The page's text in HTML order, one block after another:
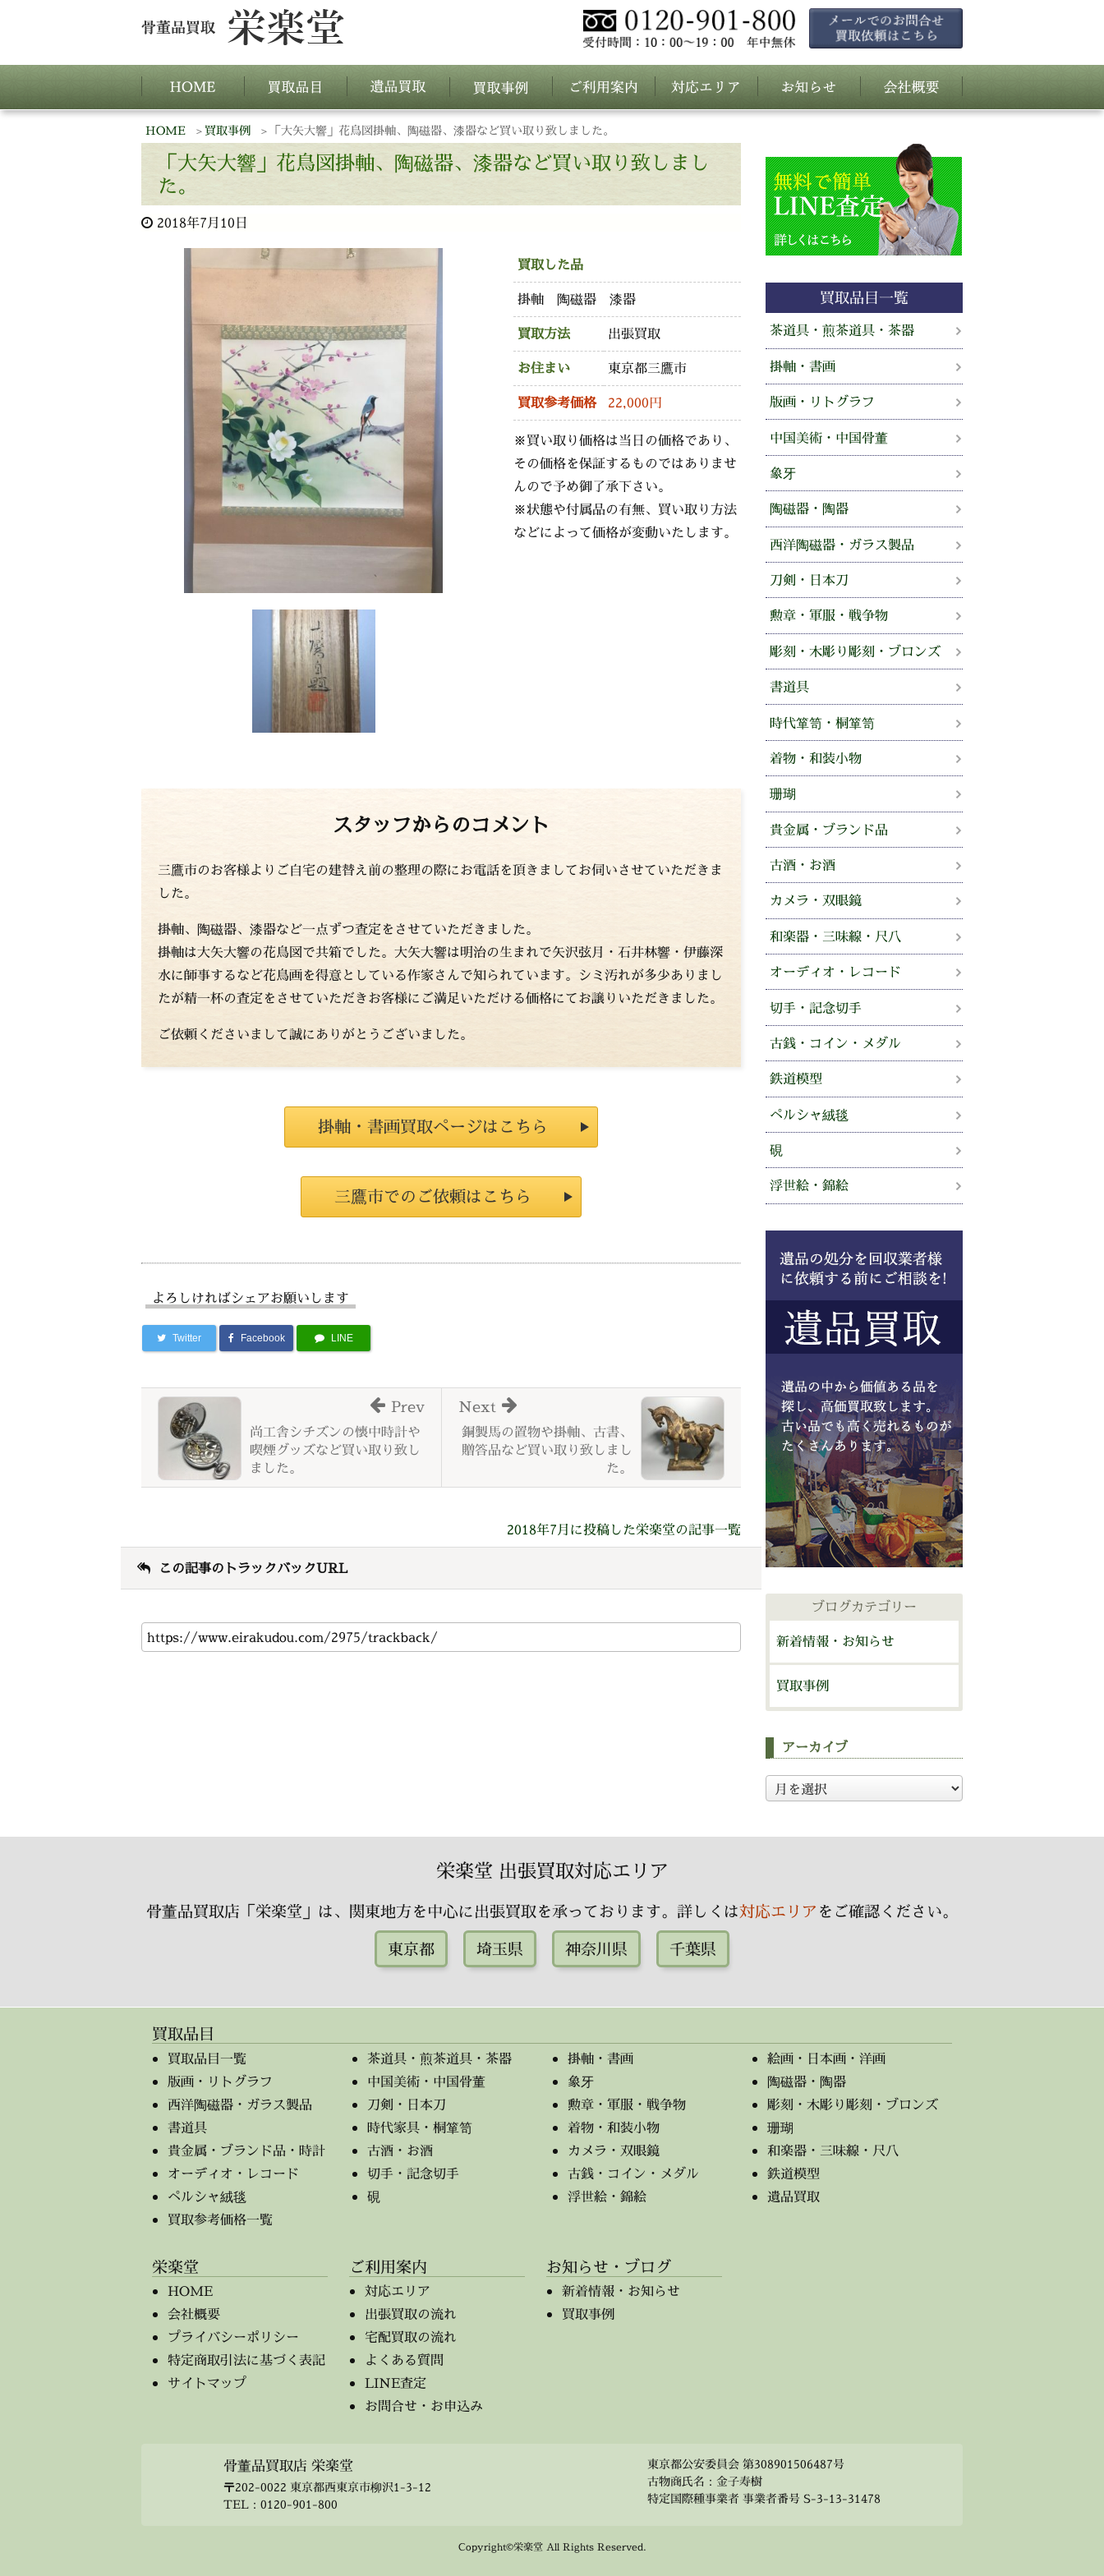
HOME 買取事例 「大矢大響」花鳥図掛軸、陶磁器、漆器など買い取り致しました。
「大矢大響」花鳥図掛軸、陶磁器、漆器など買い取り致しまし
た。
2018年7月10日
買取した品
掛軸 陶磁器 漆器
買取方法
出張買取
お住まい
東京都三鷹市
買取参考価格
22,000円
※買い取り価格は当日の価格であり、
その価格を保証するものではありませ
んので予め御了承下さい。
※状態や付属品の有無、買い取り方法
などによって価格が変動いたします。
スタッフからのコメント
三鷹市のお客様よりご自宅の建替え前の整理の際にお電話を頂きましてお伺いさせていただきま
した。
掛軸、陶磁器、漆器など一点ずつ査定をさせていただきました。
掛軸は大矢大響の花鳥図で共箱でした。大矢大響は明治の生まれで矢沢弦月・石井林響・伊藤深
水に師事するなど花鳥画を得意としている作家さんで知られています。シミ汚れが多少ありまし
たが精一杯の査定をさせていただきお客様にご満足いただける価格にてお譲りいただきました。
ご依頼くださいまして誠にありがとうございました。
掛軸・書画買取ページはこちら
三鷹市でのご依頼はこちら
よろしければシェアお願いします
Twitter Facebook LINE
銅製馬の置物や掛軸、古書、
贈答品など買い取り致しまし
た。
Next
尚工舎シチズンの懐中時計や
喫煙グッズなど買い取り致し
ました。
Prev
2018年7月に投稿した栄楽堂の記事一覧
この記事のトラックバックURL
買取品目一覧
茶道具・煎茶道具・茶器
掛軸・書画
版画・リトグラフ
中国美術・中国骨董
象牙
陶磁器・陶器
西洋陶磁器・ガラス製品
刀剣・日本刀
勲章・軍服・戦争物
彫刻・木彫り彫刻・ブロンズ
書道具
時代箪笥・桐箪笥
着物・和装小物
珊瑚
貴金属・ブランド品
古酒・お酒
カメラ・双眼鏡
和楽器・三味線・尺八
オーディオ・レコード
切手・記念切手
古銭・コイン・メダル
鉄道模型
ペルシャ絨毯
硯
浮世絵・錦絵
ブログカテゴリー
新着情報・お知らせ
買取事例
アーカイブ
ア
ー
イ
栄楽堂 出張買取対応エリア
骨董品買取店「栄楽堂」は、関東地方を中心に出張買取を承っております。詳しくは対応エリアをご確認ください。
東京都
埼玉県 神奈川県 千葉県
買取品目
買取品目一覧 茶道具・煎茶道具・茶器 掛軸・書画
絵画・日本画・洋画
版画・リトグラフ
中国美術・中国骨董 象牙
陶磁器・陶器
西洋陶磁器・ガラス製品
刀剣・日本刀 勲章・軍服・戦争物
彫刻・木彫り彫刻・ブロンズ
書道具
時代家具・桐箪笥 着物・和装小物
珊瑚
貴金属・ブランド品・時計
古酒・お酒 カメラ・双眼鏡
和楽器・三味線・尺八
オーディオ・レコード
切手・記念切手 古銭・コイン・メダル
鉄道模型
ペルシャ絨毯
硯 浮世絵・錦絵
遺品買取
買取参考価格一覧
栄楽堂
HOME
会社概要
プライバシーポリシー
特定商取引法に基づく表記
サイトマップ
ご利用案内
対応エリア
出張買取の流れ
宅配買取の流れ
よくある質問
LINE査定
お問合せ・お申込み
お知らせ・ブログ
新着情報・お知らせ
買取事例
骨董品買取店 栄楽堂
〒202-0022 東京都西東京市柳沢1-3-12
TEL： 0120-901-800
東京都公安委員会 第308901506487号
古物商氏名：金子寿樹
特定国際種事業者 事業者番号 S-3-13-31478
Copyright©栄楽堂 All Rights Reserved.